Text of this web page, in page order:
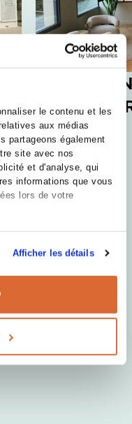
le contenu et les
aux médias
partageons également
site avec nos
et d'analyse, qui
informations que vous
lors de votre
Afficher les détails
1 Pl. Drouaise
28000 Chartres
02 38 51 15 00